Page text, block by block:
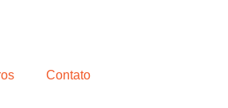
Contato